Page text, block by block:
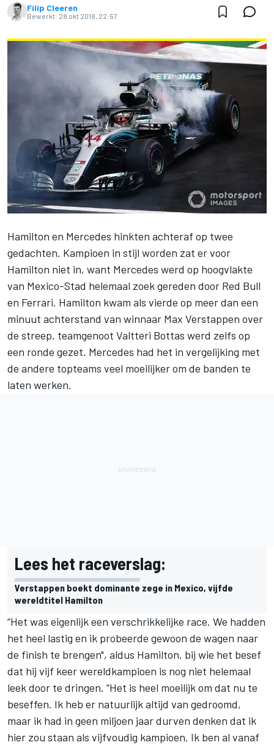
Filip Cleeren
Bewerkt: 28 okt 2018, 22:57
Hamilton en Mercedes hinkten achteraf op twee
gedachten. Kampioen in stijl worden zat er voor
Hamilton niet in, want Mercedes werd op hoogvlakte
van Mexico-Stad helemaal zoek gereden door Red Bull
en Ferrari. Hamilton kwam als vierde op meer dan een
minuut achterstand van winnaar Max Verstappen over
de streep, teamgenoot Valtteri Bottas werd zelfs op
een ronde gezet. Mercedes had het in vergelijking met
de andere topteams veel moeilijker om de banden te
laten werken.
Lees het raceverslag:
Verstappen boekt dominante zege in Mexico, vijfde
wereldtitel Hamilton
“Het was eigenlijk een verschrikkelijke race. We hadden
het heel lastig en ik probeerde gewoon de wagen naar
de finish te brengen", aldus Hamilton, bij wie het besef
dat hij vijf keer wereldkampioen is nog niet helemaal
leek door te dringen. “Het is heel moeilijk om dat nu te
beseffen. Ik heb er natuurlijk altijd van gedroomd,
maar ik had in geen miljoen jaar durven denken dat ik
hier zou staan als vijfvoudig kampioen. Ik ben al vanaf